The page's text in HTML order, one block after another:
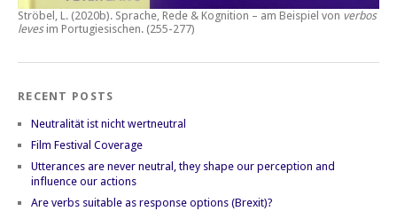
Ströbel, L. (2020b). Sprache, Rede & Kognition – am Beispiel von verbos
levesim Portugiesischen. (255-277)
RECENT POSTS
Neutralität ist nicht wertneutral
Film Festival Coverage
Utterances are never neutral, they shape our perception and
influence our actions
Are verbs suitable as response options (Brexit)?